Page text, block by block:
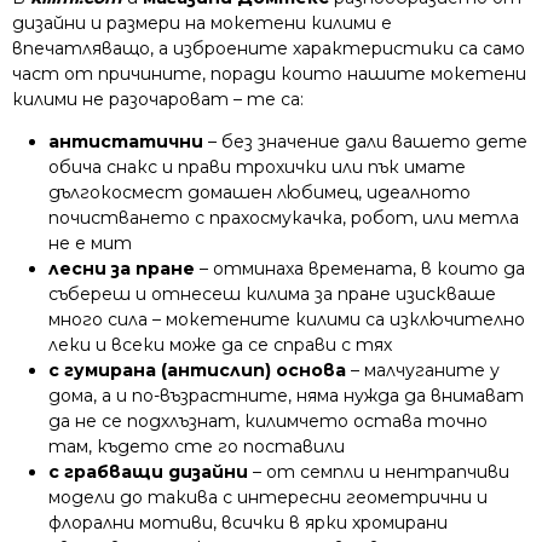
дизайни и размери на мокетени килими е
впечатляващо, а изброените характеристики са само
част от причините, поради които нашите мокетени
килими не разочароват – те са:
антистатични – без значение дали вашето дете
обича снакс и прави трохички или пък имате
дългокосмест домашен любимец, идеалното
почистването с прахосмукачка, робот, или метла
не е мит
лесни за пране – отминаха времената, в които да
събереш и отнесеш килима за пране изискваше
много сила – мокетените килими са изключително
леки и всеки може да се справи с тях
с гумирана (антислип) основа – малчуганите у
дома, а и по-възрастните, няма нужда да внимават
да не се подхлъзнат, килимчето остава точно
там, където сте го поставили
с грабващи дизайни – от семпли и нентрапчиви
модели до такива с интересни геометрични и
флорални мотиви, всички в ярки хромирани